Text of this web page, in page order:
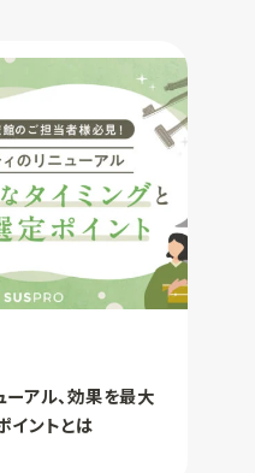
ーアル、効果を最大
イントとは